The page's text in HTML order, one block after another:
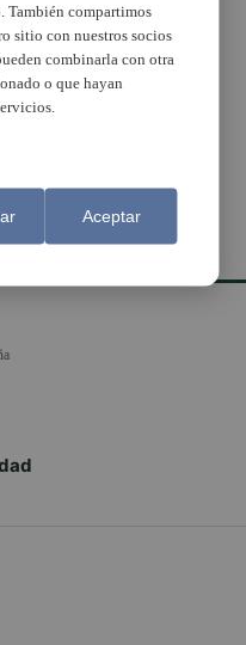
línea 3 de
ya
con
También compartimos
sitio con nuestros socios
combinarla con otra
o que hayan
Aceptar